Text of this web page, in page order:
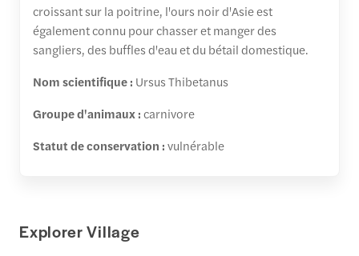
croissant sur la poitrine, l'ours noir d'Asie est
également connu pour chasser et manger des
sangliers, des buffles d'eau et du bétail domestique.
Nom scientifique : Ursus Thibetanus
Groupe d'animaux :carnivore
Statut de conservation :vulnérable
Explorer Village